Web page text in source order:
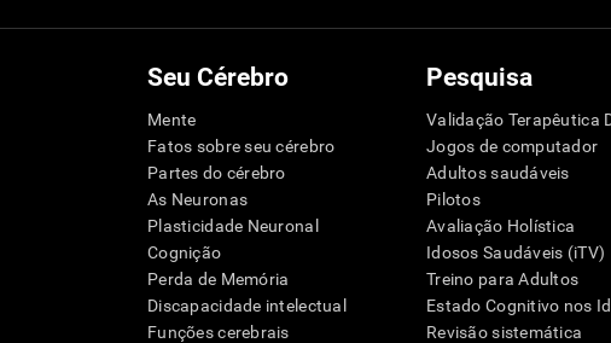
Seu Cérebro
Mente
Fatos sobre seu cérebro
Partes do cérebro
As Neuronas
Plasticidade Neuronal
Cognição
Perda de Memória
Discapacidade intelectual
Funções cerebrais
Pesquisa
Validação Terapêutica
Jogos de computador
Adultos saudáveis
Pilotos
Avaliação Holística
Idosos Saudáveis (iTV)
Treino para Adultos
Estado Cognitivo nos
Revisão sistemática